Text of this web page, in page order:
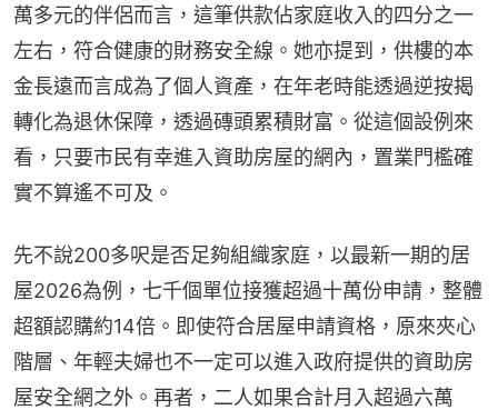
萬多元的伴侶而言，這筆供款佔家庭收入的四分之一
左右，符合健康的財務安全線。她亦提到，供樓的本
金長遠而言成為了個人資產，在年老時能透過逆按揭
轉化為退休保障，透過磚頭累積財富。從這個設例來
看，只要市民有幸進入資助房屋的網內，置業門檻確
實不算遙不可及。
先不說200多呎是否足夠組織家庭，以最新一期的居
屋2026為例，七千個單位接獲超過十萬份申請，整體
超額認購約14倍。即使符合居屋申請資格，原來夾心
階層、年輕夫婦也不一定可以進入政府提供的資助房
屋安全網之外。再者，二人如果合計月入超過六萬